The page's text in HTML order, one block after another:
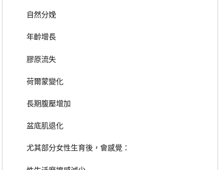
自然分娩
年齡增長
膠原流失
荷爾蒙變化
長期腹壓增加
盆底肌退化
尤其部分女性生育後，會感覺：